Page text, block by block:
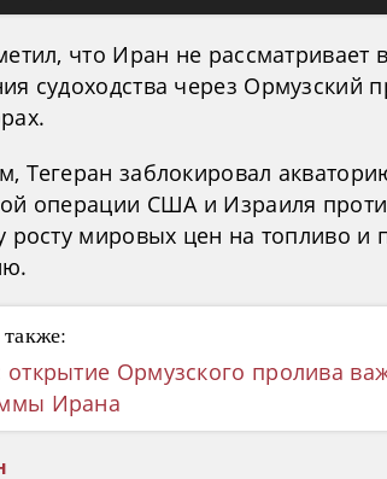
что Иран не рассматривает
судоходства через Ормузский
Тегеран заблокировал
операции США и Израиля
росту мировых цен на топливо
открытие Ормузского пролива
Ирана